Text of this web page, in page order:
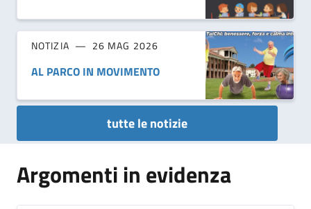
NOTIZIA 26 MAG 2026
AL PARCO IN MOVIMENTO
tutte le notizie
Argomenti in evidenza